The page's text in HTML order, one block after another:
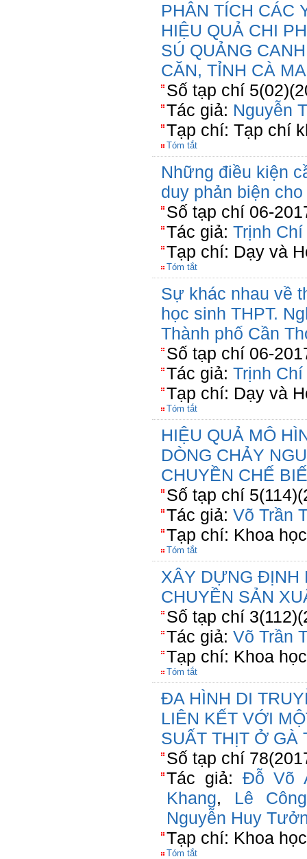
PHÂN TÍCH CÁC
HIỆU QUẢ CHI
SÚ QUẢNG
CĂN, TỈNH CÀ
Số tạp chí
Tác giả: Nguyễn
Tạp chí: Tạp chí
Tóm tắt
Những điều kiện
duy phản biện
Số tạp chí 06-
Tác giả: Trịnh
Tạp chí: Dạy và
Tóm tắt
Sự khác nhau về
học sinh THPT.
Thành phố Cần
Số tạp chí 06-
Tác giả: Trịnh
Tạp chí: Dạy và
Tóm tắt
HIỆU QUẢ MÔ
DÒNG CHẢY
CHUYỀN CHẾ
Số tạp chí
Tác giả: Võ Trần
Tạp chí: Khoa
Tóm tắt
XÂY DỰNG ĐỊNH
CHUYỀN SẢN
Số tạp chí
Tác giả: Võ Trần
Tạp chí: Khoa
Tóm tắt
ĐA HÌNH DI
LIÊN KẾT VỚI
SUẤT THỊT Ở GÀ
Số tạp chí
Tác giả: Đỗ Võ
Khang, Lê
Nguyễn Huy
Tạp chí: Khoa
Tóm tắt